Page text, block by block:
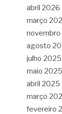
abril 2026
março
agosto
julho 2025
maio 2025
abril 2025
março
fevereiro